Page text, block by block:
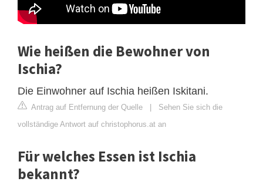
Wie heißen die Bewohner von
Ischia?
Die Einwohner auf Ischia heißen Iskitani.
Antrag auf Entfernung der Quelle | Sehen Sie sich die
vollständige Antwort auf christophorus.at an
Für welches Essen ist Ischia
bekannt?